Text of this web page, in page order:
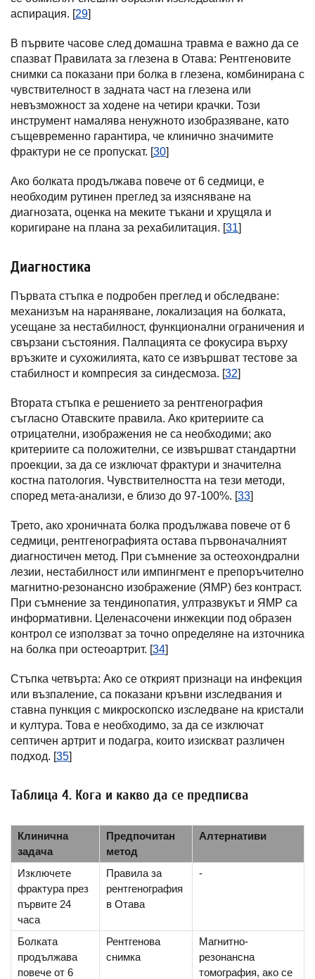
аспирация. [29]
В първите часове след домашна травма е важно да се
спазват Правилата за глезена в Отава: Рентгеновите
снимки са показани при болка в глезена, комбинирана с
чувствителност в задната част на глезена или
невъзможност за ходене на четири крачки. Този
инструмент намалява ненужното изобразяване, като
същевременно гарантира, че клинично значимите
фрактури не се пропускат. [30]
Ако болката продължава повече от 6 седмици, е
необходим рутинен преглед за изясняване на
диагнозата, оценка на меките тъкани и хрущяла и
коригиране на плана за рехабилитация. [31]
Диагностика
Първата стъпка е подробен преглед и обследване:
механизъм на нараняване, локализация на болката,
усещане за нестабилност, функционални ограничения и
свързани състояния. Палпацията се фокусира върху
връзките и сухожилията, като се извършват тестове за
стабилност и компресия за синдесмоза. [32]
Втората стъпка е решението за рентгенография
съгласно Отавските правила. Ако критериите са
отрицателни, изображения не са необходими; ако
критериите са положителни, се извършват стандартни
проекции, за да се изключат фрактури и значителна
костна патология. Чувствителността на тези методи,
според мета-анализи, е близо до 97-100%. [33]
Трето, ако хроничната болка продължава повече от 6
седмици, рентгенографията остава първоначалният
диагностичен метод. При съмнение за остеохондрални
лезии, нестабилност или импингмент е препоръчително
магнитно-резонансно изображение (ЯМР) без контраст.
При съмнение за тендинопатия, ултразвукът и ЯМР са
информативни. Целенасочени инжекции под образен
контрол се използват за точно определяне на източника
на болка при остеоартрит. [34]
Стъпка четвърта: Ако се открият признаци на инфекция
или възпаление, са показани кръвни изследвания и
ставна пункция с микроскопско изследване на кристали
и култура. Това е необходимо, за да се изключат
септичен артрит и подагра, които изискват различен
подход. [35]
Таблица 4. Кога и какво да се предписва
Клинична
задача
Предпочитан
метод
Алтернативи
Изключете
фрактура през
първите 24
часа
Правила за
рентгенография
в Отава
-
Болката
продължава
повече от 6
Рентгенова
снимка
Магнитно-
резонансна
томография, ако се